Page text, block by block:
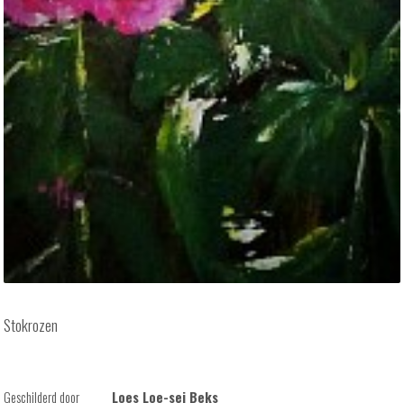
Stokrozen
Geschilderd door Loes Loe-sei Beks